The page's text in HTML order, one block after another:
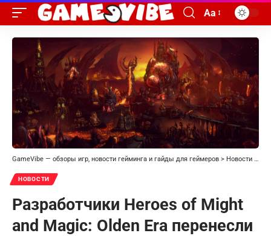
Aa
GameVibe — обзоры игр, новости гейминга и гайды для геймеров > Новости
НОВОСТИ
Разработчики Heroes of Might
and Magic: Olden Era перенесли